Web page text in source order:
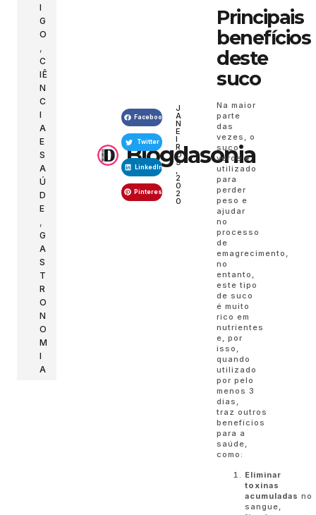
I
G
O
C
IÊ
N
C
I
A
E
S
A
Ú
D
E
G
A
S
T
R
O
N
O
M
I
A
Blogdasonia
Facebook
Twitter
LinkedIn
Pinterest
J
A
N
E
I
R
O
9
,
2
0
2
0
Principais
benefícios
deste
suco
Na maior
parte
das
vezes, o
suco
verde é
utilizado
para
perder
peso e
ajudar
no
processo
de
emagrecimento,
no
entanto,
este tipo
de suco
é muito
rico em
nutrientes
e, por
isso,
quando
utilizado
por pelo
menos 3
dias,
traz outros
benefícios
para a
saúde,
como:
Eliminar
toxinas
acumuladas no
sangue,